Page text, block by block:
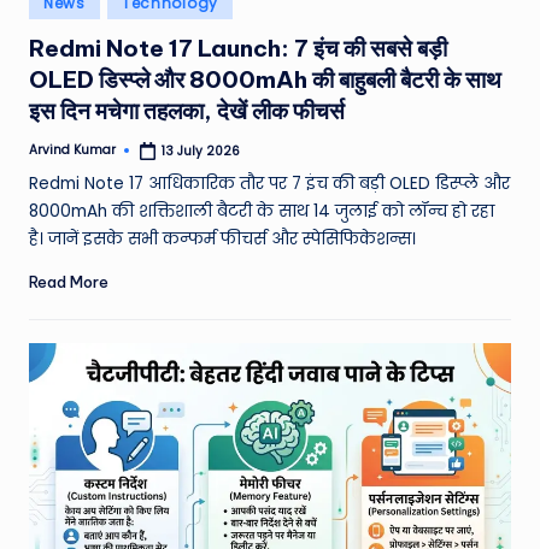
e
a
t
h
er
,
T
e
h
M
o
vi
in
Redmi Note 17 Launch: 7 इंच की सबसे बड़ी
OLED डिस्प्ले और 8000mAh की बाहुबली बैटरी के साथ
इस दिन मचेगा तहलका, देखें लीक फीचर्स
Posted
Arvind Kumar 13 July 2026
Redmi Note 17 आधिकारिक तौर पर 7 इंच की बड़ी OLED डिस्प्ले और
8000mAh की शक्तिशाली बैटरी के साथ 14 जुलाई को लॉन्च हो रहा
है। जानें इसके सभी कन्फर्म फीचर्स और स्पेसिफिकेशन्स।
Read More